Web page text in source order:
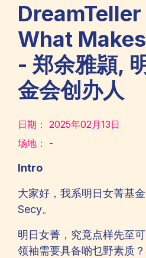
DreamTeller
What
- 郑余雅頴,
金会创办人
日期： 2025年02月13日
场地： -
Intro
大家好，我系明日女菁基
Secy。
明日女菁，究竟点样先至
领袖需要具备啲乜野素质